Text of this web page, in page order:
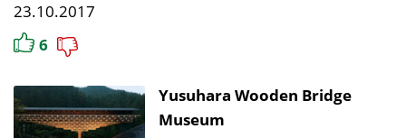
23.10.2017
6
Yusuhara Wooden Bridge
Museum